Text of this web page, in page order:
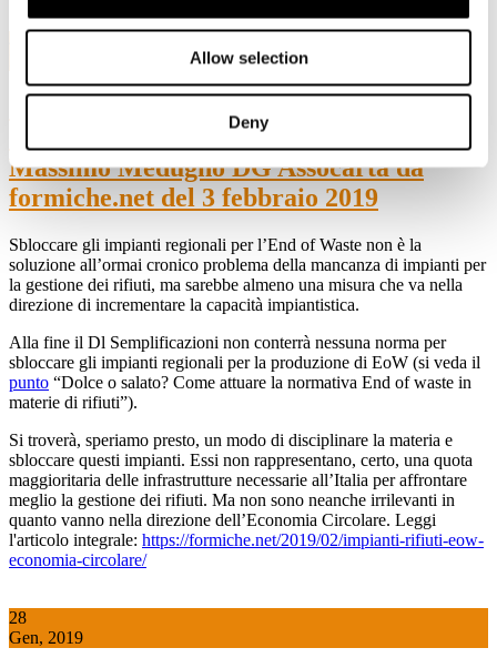
Allow selection
Deny
"Cosa succede nel mondo dell’Economia
Circolare, dei rifiuti e dintorni" di
Massimo Medugno DG Assocarta da
formiche.net del 3 febbraio 2019
Sbloccare gli impianti regionali per l’End of Waste non è la
soluzione all’ormai cronico problema della mancanza di impianti per
la gestione dei rifiuti, ma sarebbe almeno una misura che va nella
direzione di incrementare la capacità impiantistica.
Alla fine il Dl Semplificazioni non conterrà nessuna norma per
sbloccare gli impianti regionali per la produzione di EoW (si veda il
punto “Dolce o salato? Come attuare la normativa End of waste in
materie di rifiuti”).
Si troverà, speriamo presto, un modo di disciplinare la materia e
sbloccare questi impianti. Essi non rappresentano, certo, una quota
maggioritaria delle infrastrutture necessarie all’Italia per affrontare
meglio la gestione dei rifiuti. Ma non sono neanche irrilevanti in
quanto vanno nella direzione dell’Economia Circolare. Leggi
l'articolo integrale: https://formiche.net/2019/02/impianti-rifiuti-eow-
economia-circolare/
28
Gen, 2019